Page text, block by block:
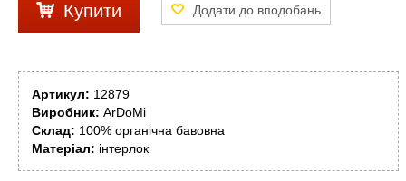
Купити
Артикул: 12879
Виробник: ArDoMi
Склад: 100% органічна бавовна
Матеріал: інтерлок